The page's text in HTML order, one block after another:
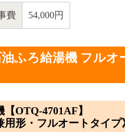
費 54,000円
ふろ給湯機 フルオ
OTQ-4701AF】
用形・フルオートタイプ